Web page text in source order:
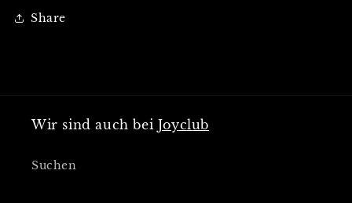
Share
Wir sind auch bei Joyclub
Suchen